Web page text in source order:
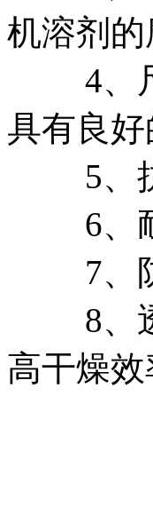
机溶剂的
4、尺
具有良好
5、抗
6、耐
7、防
8、透
高干燥效